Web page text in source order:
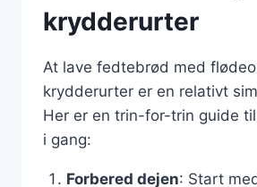
krydderurter
At lave fedtebrød med
krydderurter er en relativt
Her er en trin-for-trin guide
i gang:
Forbered dejen: Start